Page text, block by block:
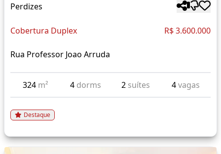
Perdizes
Cobertura Duplex R$ 3.600.000
Rua Professor Joao Arruda
324 m² 4 dorms 2 suítes 4vagas
Destaque